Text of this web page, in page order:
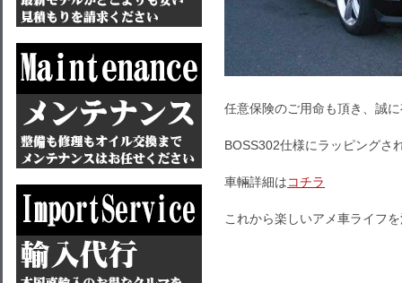
任意保険のご用命も頂き、誠
BOSS302仕様にラッピングさ
車輛詳細はコチラ
これから楽しいアメ車ライフ